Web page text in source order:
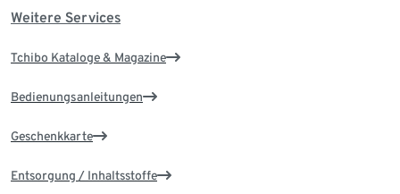
Weitere Services
Tchibo Kataloge & Magazine
Bedienungsanleitungen
Geschenkkarte
Entsorgung / Inhaltsstoffe